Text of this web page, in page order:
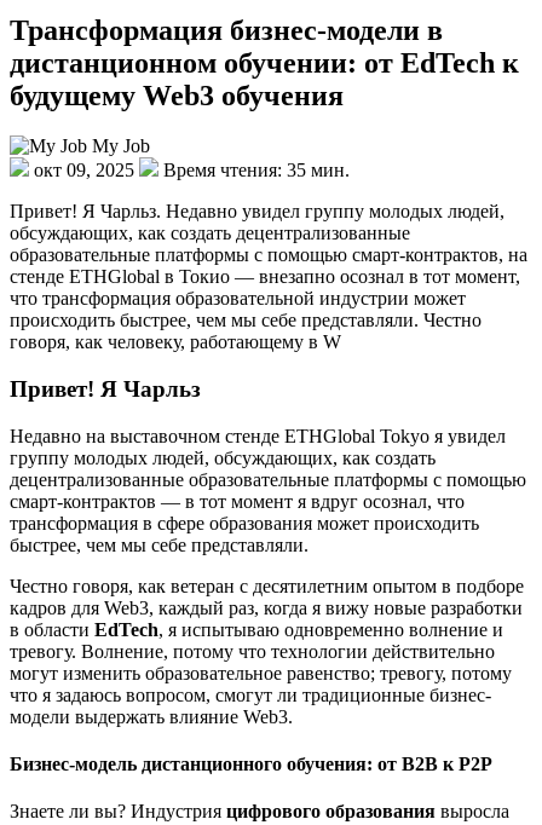
Трансформация бизнес-модели в
дистанционном обучении: от EdTech к
будущему Web3 обучения
My Job
окт 09, 2025
Время чтения: 35 мин.
Привет! Я Чарльз. Недавно увидел группу молодых людей,
обсуждающих, как создать децентрализованные
образовательные платформы с помощью смарт-контрактов, на
стенде ETHGlobal в Токио — внезапно осознал в тот момент,
что трансформация образовательной индустрии может
происходить быстрее, чем мы себе представляли. Честно
говоря, как человеку, работающему в W
Привет! Я Чарльз
Недавно на выставочном стенде ETHGlobal Tokyo я увидел
группу молодых людей, обсуждающих, как создать
децентрализованные образовательные платформы с помощью
смарт-контрактов — в тот момент я вдруг осознал, что
трансформация в сфере образования может происходить
быстрее, чем мы себе представляли.
Честно говоря, как ветеран с десятилетним опытом в подборе
кадров для Web3, каждый раз, когда я вижу новые разработки
в области EdTech, я испытываю одновременно волнение и
тревогу. Волнение, потому что технологии действительно
могут изменить образовательное равенство; тревогу, потому
что я задаюсь вопросом, смогут ли традиционные бизнес-
модели выдержать влияние Web3.
Бизнес-модель дистанционного обучения: от B2B к P2P
Знаете ли вы? Индустрия цифрового образования выросла